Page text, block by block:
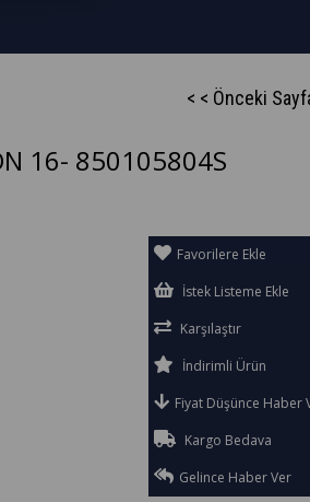
< < Önceki
16- 850105804S
Favorilere Ekle
İstek Listeme Ekle
Karşılaştır
İndirimli Ürün
Fiyat Düşünce Haber
Kargo Bedava
Gelince Haber Ver